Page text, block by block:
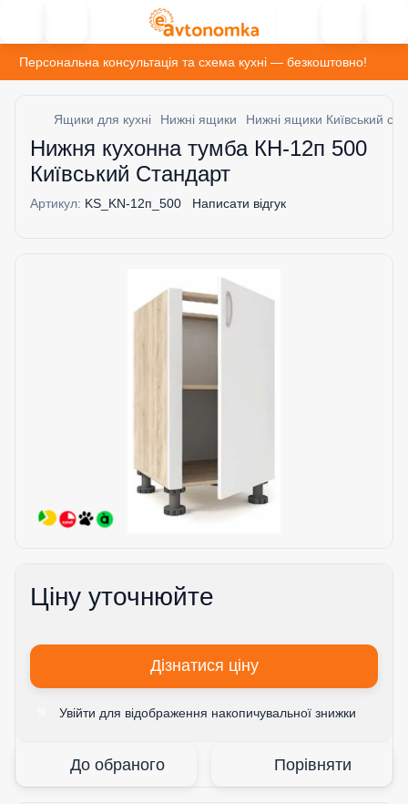
Персональна консультація та схема кухні — безкоштовно!
Ящики для кухні Нижні ящики Нижні ящики Київський
Нижня кухонна тумба КН-12п 500
Київський Стандарт
Артикул: KS_KN-12п_500 Написати відгук
Ціну уточнюйте
Дізнатися ціну
Увійти для відображення накопичувальної знижки
До обраного Порівняти